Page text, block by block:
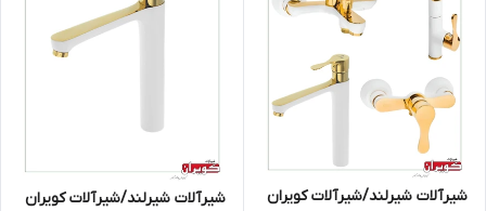
شیرآلات شیرلند/شیرآلات کویران
شیرآلات شیرلند/شیرآلات کویران